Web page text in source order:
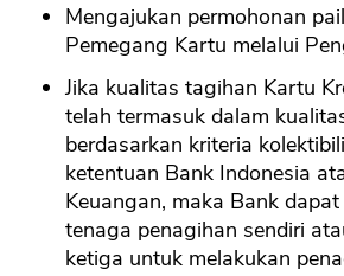
Mengajukan permohonan
Pemegang Kartu melalui
Jika kualitas tagihan Kartu
telah termasuk dalam
berdasarkan kriteria
ketentuan Bank Indonesia
Keuangan, maka Bank
tenaga penagihan sendiri
ketiga untuk melakukan